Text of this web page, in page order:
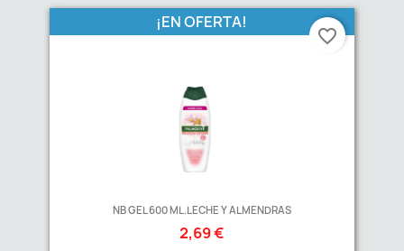
NB GEL 600 ML.LECHE Y ALMENDRAS
2,69 €
¡EN OFERTA!
favorite_border